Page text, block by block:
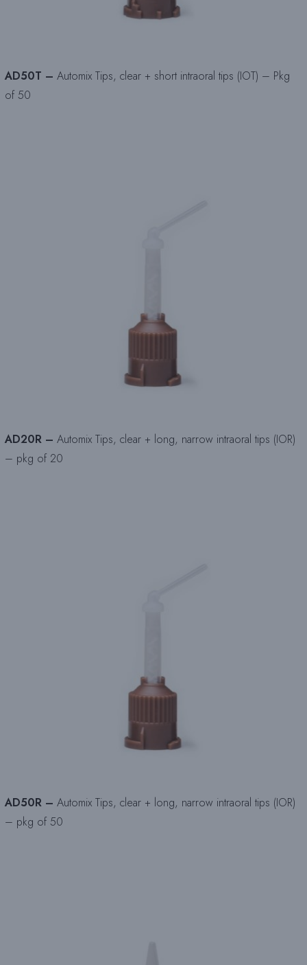
AD50T – Automix Tips, clear + short intraoral tips (IOT) – Pkg
of 50
AD20R – Automix Tips, clear + long, narrow intraoral tips (IOR)
– pkg of 20
AD50R – Automix Tips, clear + long, narrow intraoral tips (IOR)
– pkg of 50